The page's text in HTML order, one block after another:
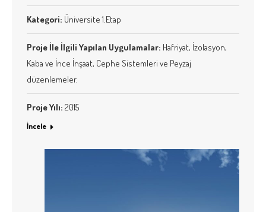
Kategori: Üniversite 1.Etap
Proje İle İlgili Yapılan Uygulamalar: Hafriyat, İzolasyon,
Kaba ve İnce İnşaat, Cephe Sistemleri ve Peyzaj
düzenlemeler.
Proje Yılı: 2015
İncele